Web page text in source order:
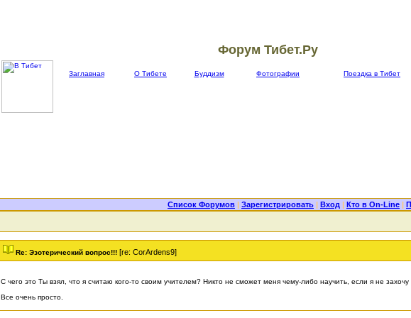
Форум Тибет.Ру
Заглавная О Тибете Буддизм Фотографии Поездка в Тибет
Список Форумов | Зарегистрировать | Вход | Кто в On-Line |
Re: Эзотерический вопрос!!! [re: CorArdens9]
С чего это Ты взял, что я считаю кого-то своим учителем? Никто не сможет меня чему-либо научить, если я не захочу
Все очень просто.